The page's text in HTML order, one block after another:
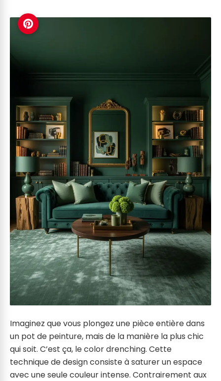
Imaginez que vous plongez une pièce entière dans
un pot de peinture, mais de la manière la plus chic
qui soit. C’est ça, le color drenching. Cette
technique de design consiste à saturer un espace
avec une seule couleur intense. Contrairement aux